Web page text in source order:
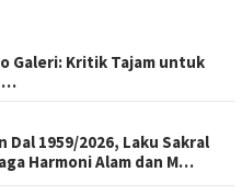
Galeri: Kritik Tajam untuk
…
Dal 1959/2026, Laku Sakral
Harmoni Alam dan M…